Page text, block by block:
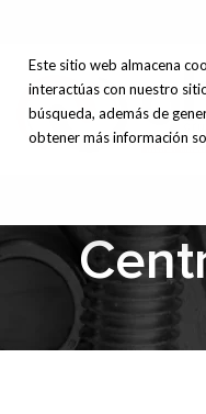
Este sitio web almacena
interactúas con nuestro
búsqueda, además de
obtener más información